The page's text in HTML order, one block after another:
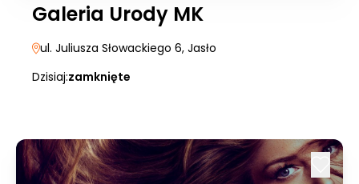
Galeria Urody MK
ul. Juliusza Słowackiego 6, Jasło
Dzisiaj:zamknięte